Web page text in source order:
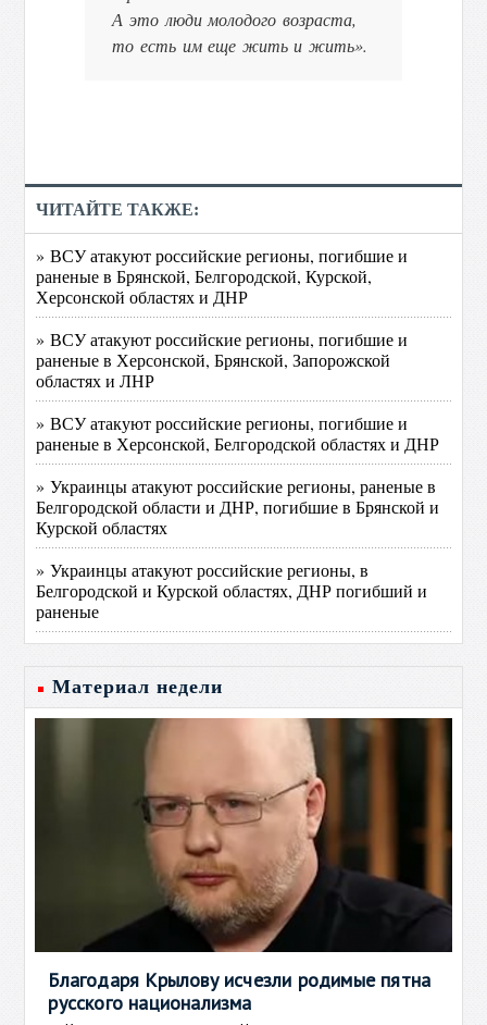
А это люди молодого возраста,
то есть им еще жить и жить».
ЧИТАЙТЕ ТАКЖЕ:
» ВСУ атакуют российские регионы, погибшие и
раненые в Брянской, Белгородской, Курской,
Херсонской областях и ДНР
» ВСУ атакуют российские регионы, погибшие и
раненые в Херсонской, Брянской, Запорожской
областях и ЛНР
» ВСУ атакуют российские регионы, погибшие и
раненые в Херсонской, Белгородской областях и ДНР
» Украинцы атакуют российские регионы, раненые в
Белгородской области и ДНР, погибшие в Брянской и
Курской областях
» Украинцы атакуют российские регионы, в
Белгородской и Курской областях, ДНР погибший и
раненые
Материал недели
Благодаря Крылову исчезли родимые пятна
русского национализма